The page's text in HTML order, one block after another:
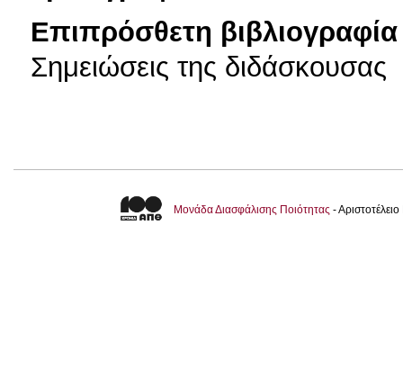
Επιπρόσθετη βιβλιογραφία
Σημειώσεις της διδάσκουσας
Μονάδα Διασφάλισης Ποιότητας -